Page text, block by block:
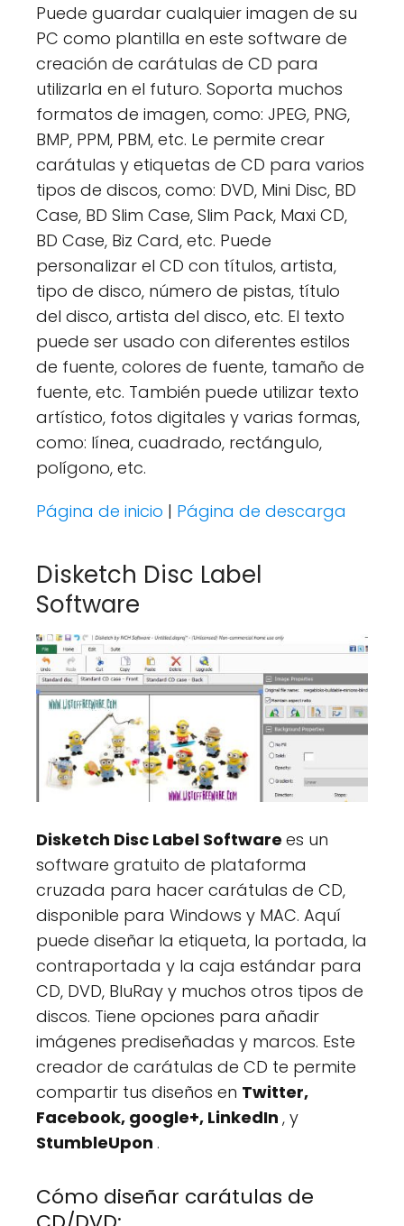
Puede guardar cualquier imagen de su
PC como plantilla en este software de
creación de carátulas de CD para
utilizarla en el futuro. Soporta muchos
formatos de imagen, como: JPEG, PNG,
BMP, PPM, PBM, etc. Le permite crear
carátulas y etiquetas de CD para varios
tipos de discos, como: DVD, Mini Disc, BD
Case, BD Slim Case, Slim Pack, Maxi CD,
BD Case, Biz Card, etc. Puede
personalizar el CD con títulos, artista,
tipo de disco, número de pistas, título
del disco, artista del disco, etc. El texto
puede ser usado con diferentes estilos
de fuente, colores de fuente, tamaño de
fuente, etc. También puede utilizar texto
artístico, fotos digitales y varias formas,
como: línea, cuadrado, rectángulo,
polígono, etc.
Página de inicio | Página de descarga
Disketch Disc Label
Software
Disketch Disc Label Software es un
software gratuito de plataforma
cruzada para hacer carátulas de CD,
disponible para Windows y MAC. Aquí
puede diseñar la etiqueta, la portada, la
contraportada y la caja estándar para
CD, DVD, BluRay y muchos otros tipos de
discos. Tiene opciones para añadir
imágenes prediseñadas y marcos. Este
creador de carátulas de CD te permite
compartir tus diseños en Twitter,
Facebook, google+, LinkedIn , y
StumbleUpon .
Cómo diseñar carátulas de